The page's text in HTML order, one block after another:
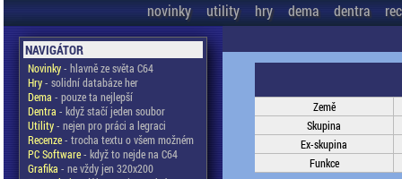
novinky utility hry dema dentra
NAVIGÁTOR
Novinky- hlavně ze světa C64
Hry- solidní databáze her
Dema - pouze ta nejlepší
Dentra - když stačí jeden soubor
Utility- nejen pro práci a legraci
Recenze- trocha textu o všem možném
PC Software- když to nejde na C64
Grafika - ne vždy jen 320x200
Země
Skupina
Ex-skupina
Funkce